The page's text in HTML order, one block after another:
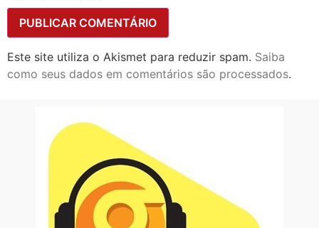
Este site utiliza o Akismet para reduzir spam. Saiba
como seus dados em comentários são processados.